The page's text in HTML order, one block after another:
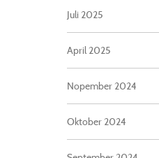
Juli 2025
April 2025
Nopember 2024
Oktober 2024